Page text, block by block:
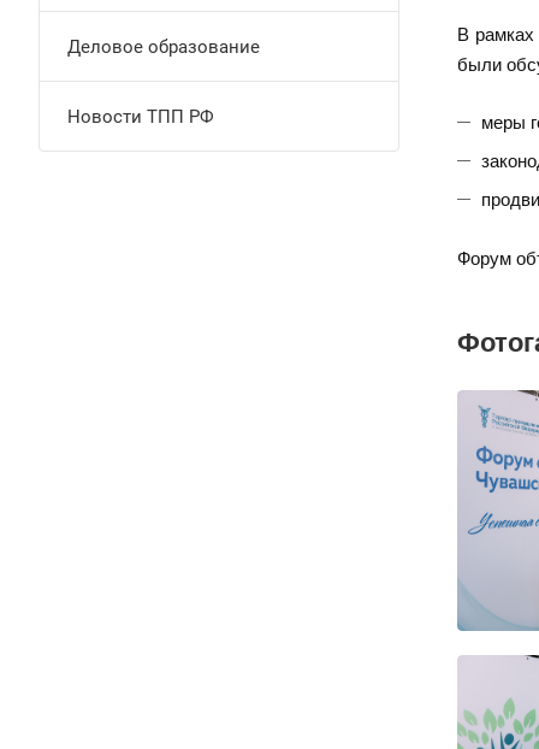
В рамках
были
меры
Форум
Деловое образование
Новости ТПП РФ